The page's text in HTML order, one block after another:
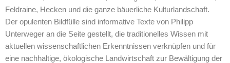
Feldraine, Hecken und die ganze bäuerliche Kulturlandschaft.
Der opulenten Bildfülle sind informative Texte von Philipp
Unterweger an die Seite gestellt, die traditionelles Wissen mit
aktuellen wissenschaftlichen Erkenntnissen verknüpfen und für
eine nachhaltige, ökologische Landwirtschaft zur Bewältigung der